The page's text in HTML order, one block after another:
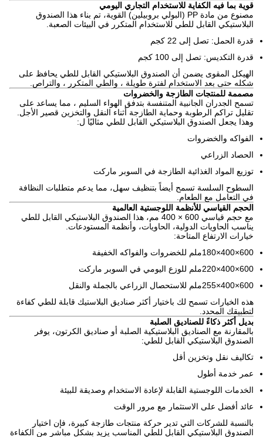
قوية بما فيه الكفاية للاستخدام التجاري اليومي
مصنوع من مادة PP (البولي بروبيلين) القوية، تم بناء هذا الصندوق
البلاستيكي القابل للطي للاستخدام المتكرر في البيئات الصعبة.
قدرة الحمل: تصل إلى 22 كجم
قدرة التكديس: تصل إلى 100 كجم
الهيكل المقوى يضمن أن الصندوق البلاستيكي القابل للطي يحافظ على
شكله حتى بعد الاستخدام لفترة طويلة ، والطي المتكرر ، والتراص.
مصممة للمنتجات الطازجة والخضروات
تسمح الجدران الجانبية المتنفسة بتدفق الهواء السليم ، مما يساعد على
تقليل تراكم الرطوبة وحماية الطازجة أثناء النقل والتخزين قصير الأجل.
وهذا يجعل الصندوق البلاستيكي القابل للطي مثاليًا ل:
الفواكه والخضروات
الحصاد الزراعي
توزيع المواد الغذائية الطازجة في السوبر ماركت
السطوح السلسة تسمح أيضاً بتنظيف سهل، مما يدعم متطلبات النظافة
في التعامل مع الطعام.
الحجم القياسي للأنظمة اللوجستية العالمية
مع حجم قياسي 600 × 400 مم، هذا الصندوق البلاستيكي القابل للطي
يناسب الحاويات الدولية، الحاويات، وأنظمة المستودعات.
خيارات الارتفاع المتاحة:
600×400×180ملم للخضروات والفواكه الخفيفة
600×400×220ملم للوزع اليومي في السوبر ماركت
600×400×255ملم للاستحصال الزراعي بالجملة والنقل
هذه الخيارات تسمح لك باختيار أكثر صناديق البلاستيك قابلة للطي كفاءة
لتطبيقك المحدد.
بديل أكثر ذكاءً للصناديق الصلبة
بالمقارنة مع الصناديق البلاستيكية الصلبة أو صناديق الكرتون، يوفر
الصندوق البلاستيكي القابل للطي:
تكاليف نقل وتخزين أقل
عمر خدمة أطول
الخدمات اللوجستية القابلة لإعادة الاستخدام وصديقة للبيئة
عائد أفضل على الاستثمار مع مرور الوقت
بالنسبة للشركات التي تدير حركة منتجات طازجة كبيرة، فإن اختيار
الصندوق البلاستيكي القابل للطي المناسب يزيد بشكل مباشر من الكفاءة